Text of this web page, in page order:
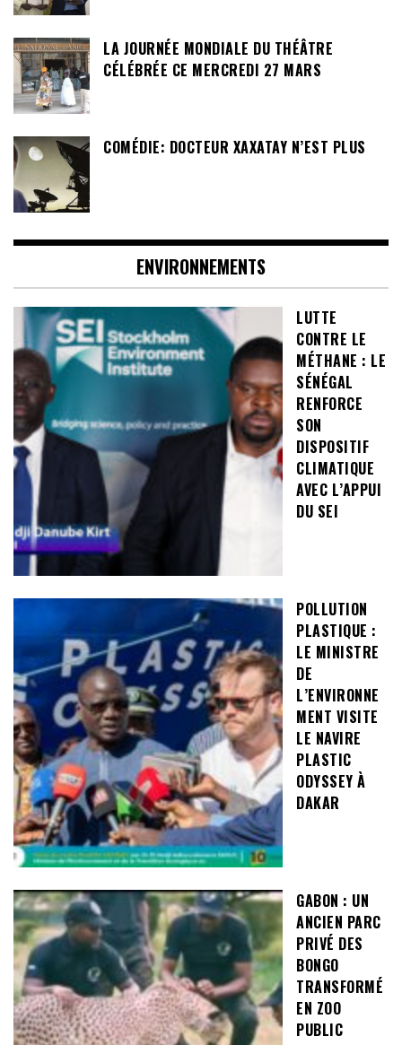
LA JOURNÉE MONDIALE DU THÉÂTRE
CÉLÉBRÉE CE MERCREDI 27 MARS
COMÉDIE: DOCTEUR XAXATAY N’EST PLUS
ENVIRONNEMENTS
LUTTE
CONTRE LE
MÉTHANE : LE
SÉNÉGAL
RENFORCE
SON
DISPOSITIF
CLIMATIQUE
AVEC L’APPUI
DU SEI
POLLUTION
PLASTIQUE :
LE MINISTRE
DE
L’ENVIRONNE
MENT VISITE
LE NAVIRE
PLASTIC
ODYSSEY À
DAKAR
GABON : UN
ANCIEN PARC
PRIVÉ DES
BONGO
TRANSFORMÉ
EN ZOO
PUBLIC